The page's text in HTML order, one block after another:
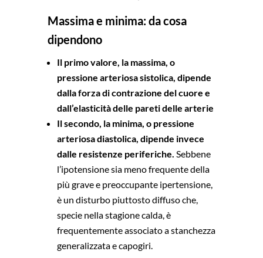
Massima e minima: da cosa
dipendono
Il primo valore, la massima, o
pressione arteriosa sistolica, dipende
dalla forza di contrazione del cuore e
dall’elasticità delle pareti delle arterie
Il secondo, la minima, o pressione
arteriosa diastolica, dipende invece
dalle resistenze periferiche. Sebbene
l’ipotensione sia meno frequente della
più grave e preoccupante ipertensione,
è un disturbo piuttosto diffuso che,
specie nella stagione calda, è
frequentemente associato a stanchezza
generalizzata e capogiri.